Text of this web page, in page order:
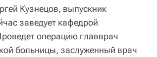
Кузнецов, выпускник
заведует кафедрой
операцию главврач
больницы, заслуженный врач